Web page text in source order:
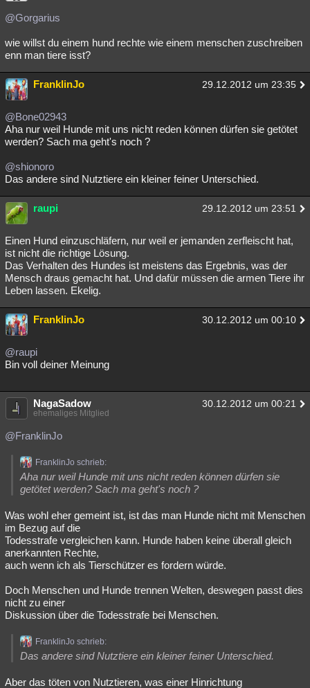
@Gorgarius
wie willst du einem hund rechte wie einem menschen zuschreiben
enn man tiere isst?
FranklinJo 29.12.2012 um 23:35
@Bone02943
Aha nur weil Hunde mit uns nicht reden können dürfen sie getötet
werden? Sach ma geht's noch ?
@shionoro
Das andere sind Nutztiere ein kleiner feiner Unterschied.
raupi 29.12.2012 um 23:51
Einen Hund einzuschläfern, nur weil er jemanden zerfleischt hat,
ist nicht die richtige Lösung.
Das Verhalten des Hundes ist meistens das Ergebnis, was der
Mensch draus gemacht hat. Und dafür müssen die armen Tiere ihr
Leben lassen. Ekelig.
FranklinJo 30.12.2012 um 00:10
@raupi
Bin voll deiner Meinung
NagaSadow 30.12.2012 um 00:21
ehemaliges Mitglied
@FranklinJo
FranklinJo schrieb:
Aha nur weil Hunde mit uns nicht reden können dürfen sie
getötet werden? Sach ma geht's noch ?
Was wohl eher gemeint ist, ist das man Hunde nicht mit Menschen
im Bezug auf die
Todesstrafe vergleichen kann. Hunde haben keine überall gleich
anerkannten Rechte,
auch wenn ich als Tierschützer es fordern würde.
Doch Menschen und Hunde trennen Welten, deswegen passt dies
nicht zu einer
Diskussion über die Todesstrafe bei Menschen.
FranklinJo schrieb:
Das andere sind Nutztiere ein kleiner feiner Unterschied.
Aber das töten von Nutztieren, was einer Hinrichtung